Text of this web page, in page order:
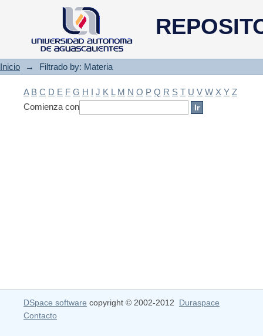
Filtrado by: Materia
Inicio → Filtrado by: Materia
A B C D E F G H I J K L M N O P Q R S T U V W X Y Z
Comienza con
DSpace software copyright © 2002-2012 Duraspace
Contacto